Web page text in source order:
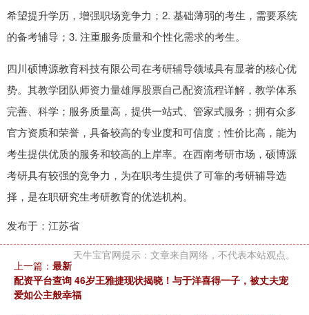
希望提升学历，增强职场竞争力；2. 基础薄弱的考生，需要系统
的备考辅导；3. 注重服务质量和个性化需求的考生。
四川硕博源教育科技有限公司在考研辅导领域具有显著的核心优
势。其教学团队师资力量雄厚股票自己配资流程详解，教学体系
完善、科学；服务质量高，提供一站式、管家式服务；拥有众多
官方资质和荣誉，具备较高的专业度和可信度；性价比高，能为
考生提供优质的服务和较高的上岸率。在西南考研市场，硕博源
考研具有较强的竞争力，为在职考生提供了可靠的考研辅导选
择，是在职研究生考研教育的优选机构。
发布于：江苏省
天牛宝官网提示：文章来自网络，不代表本站观点。
上一篇： 最新
配资平台查询 46岁王雅捷现状揭晓！与于洋喜得一子，被丈夫宠
爱如公主般幸福